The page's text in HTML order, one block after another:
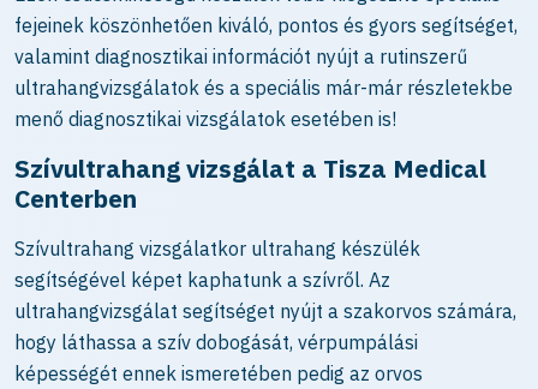
fejeinek köszönhetően kiváló, pontos és gyors segítséget,
valamint diagnosztikai információt nyújt a rutinszerű
ultrahangvizsgálatok és a speciális már-már részletekbe
menő diagnosztikai vizsgálatok esetében is!
Szívultrahang vizsgálat a Tisza Medical
Centerben
Szívultrahang vizsgálatkor ultrahang készülék
segítségével képet kaphatunk a szívről. Az
ultrahangvizsgálat segítséget nyújt a szakorvos számára,
hogy láthassa a szív dobogását, vérpumpálási
képességét ennek ismeretében pedig az orvos